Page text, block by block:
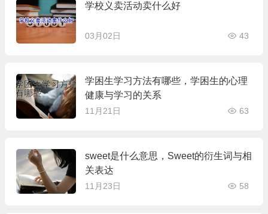
学校义卖活动卖什么好
03月02日 43
学困生学习方法有哪些，学困生的心理
健康与学习的关系
11月21日 63
sweet是什么意思，Sweet的衍生词与相
关表达
11月23日 58